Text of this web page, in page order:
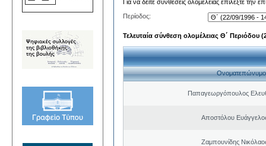
Για να δείτε συνθέσεις ολομέλειας επιλέξτε την
Περίοδος:
Τελευταία σύνθεση ολομέλειας Θ΄ Περιόδου
Ονοματεπώνυμο
Παπαγεωργόπουλος
Αποστόλου
Ζαμπουνίδης